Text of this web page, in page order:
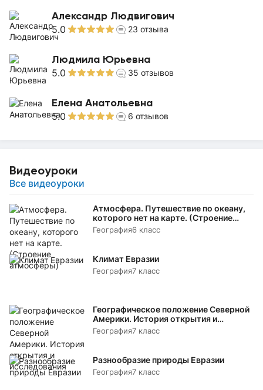
Александр Людвигович
5.0 23 отзыва
Людмила Юрьевна
5.0 35 отзывов
Елена Анатольевна
5.0 6 отзывов
Видеоуроки
Все видеоуроки
Атмосфера. Путешествие по океану,
которого нет на карте. (Строение
атмосферы)
География6 класс
Климат Евразии
География7 класс
Географическое положение Северной
Америки. История открытия и
исследования
География7 класс
Разнообразие природы Евразии
География7 класс